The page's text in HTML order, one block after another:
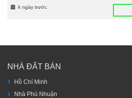
4 ngày trước
NHÀ ĐẤT BÁN
Hồ Chí Minh
Nhà Phú Nhuận